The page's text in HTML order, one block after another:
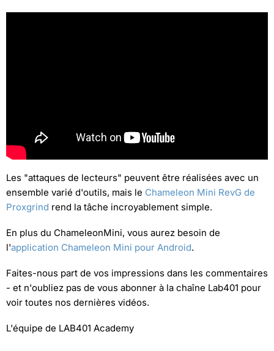
Les "attaques de lecteurs" peuvent être réalisées avec un
ensemble varié d'outils, mais le Chameleon Mini RevG de
Proxgrind rend la tâche incroyablement simple.
En plus du ChameleonMini, vous aurez besoin de
l'application Chameleon Mini pour Android.
Faites-nous part de vos impressions dans les commentaires
- et n'oubliez pas de vous abonner à la chaîne Lab401 pour
voir toutes nos dernières vidéos.
L'équipe de LAB401 Academy